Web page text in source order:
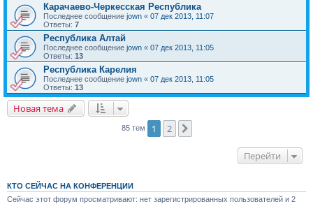
Карачаево-Черкесская Республика
Последнее сообщение jown « 07 дек 2013, 11:07
Ответы: 7
Республика Алтай
Последнее сообщение jown « 07 дек 2013, 11:05
Ответы: 13
Республика Карелия
Последнее сообщение jown « 07 дек 2013, 11:05
Ответы: 13
Новая тема
85 тем 1 2
Перейти
КТО СЕЙЧАС НА КОНФЕРЕНЦИИ
Сейчас этот форум просматривают: нет зарегистрированных пользователей и 2